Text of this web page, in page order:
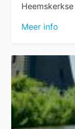
Meer info